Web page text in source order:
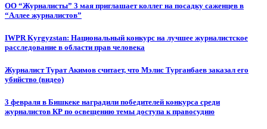
ОО “Журналисты” 3 мая приглашает коллег на посадку саженцев в
“Аллее журналистов”
IWPR Kyrgyzstan: Национальный конкурс на лучшее журналистское
расследование в области прав человека
Журналист Турат Акимов считает, что Мэлис Турганбаев заказал его
убийство (видео)
3 февраля в Бишкеке наградили победителей конкурса среди
журналистов КР по освещению темы доступа к правосудию